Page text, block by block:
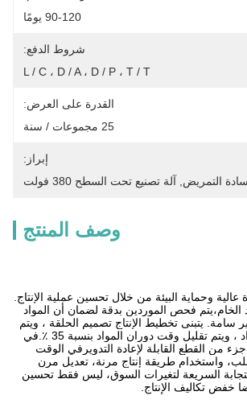
90-120 يومًا
شروط الدفع:
L / C ، D / A ، D / P ، T / T
القدرة على العرض:
25 مجموعات / سنة
إبراز:
التمريض
آلة تصنيع تحت السطح 380 فولت
وصف المنتج
وحماية البيئة من خلال تحسين عملية الإنتاج.
فحص الموردين بدقة لضمان أن المواد
سامة. يتبنى تخطيط الإنتاج تصميم الحلقة ، ويتم
تقصير مسار نقل المواد ، ويتم تقليل وقت دوران المواد بنسبة 35 ٪.في
جزء من القطع القابلة لإعادة التدويرفي الوقت
واستخدام طريقة إنتاج مرنة، تعديل مرن
السريعة لتغيرات السوق، ليس فقط تحسين
خفض تكاليف الإنتاج.